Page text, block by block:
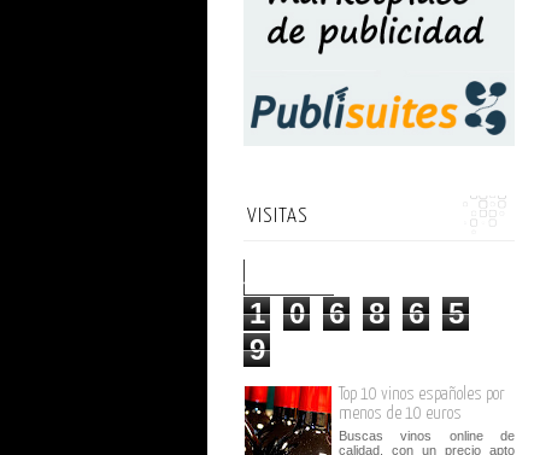
VISITAS
1 0 6 8 6
5
9
Top 10 vinos españoles por
menos de 10 euros
Buscas vinos online de
calidad, con un precio apto